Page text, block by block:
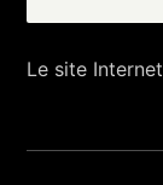
Le site